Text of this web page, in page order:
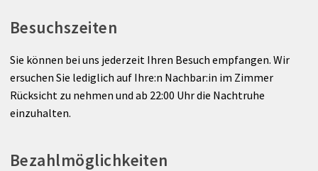
Besuchszeiten
Sie können bei uns jederzeit Ihren Besuch empfangen. Wir
ersuchen Sie lediglich auf Ihre:n Nachbar:in im Zimmer
Rücksicht zu nehmen und ab 22:00 Uhr die Nachtruhe
einzuhalten.
Bezahlmöglichkeiten